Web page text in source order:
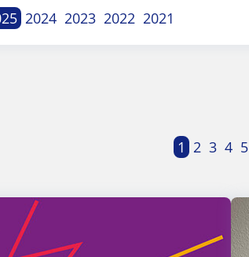
2024 2023 2022 2021
1 2 3 4 5